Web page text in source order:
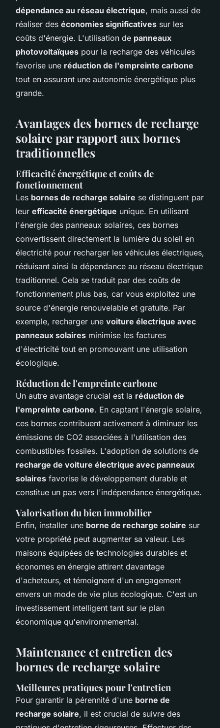
dépendance au réseau électrique, mais aussi de
réaliser des économies significatives sur les
coûts d'énergie. L'utilisation de panneaux
photovoltaïques pour la recharge des véhicules
favorise une réduction de l'empreinte carbone
tout en assurant une autonomie énergétique plus
grande.
Avantages des bornes de recharge
solaire par rapport aux bornes
traditionnelles
Efficacité énergétique et coûts de
fonctionnement
Les bornes de recharge solaire se distinguent par
leur efficacité énergétique unique. En utilisant
l'énergie des panneaux solaires, ces bornes
convertissent directement la lumière du soleil en
électricité pour recharger les véhicules électriques,
réduisant ainsi la dépendance au réseau électrique
traditionnel. Cela se traduit par des coûts de
fonctionnement plus bas, car vous exploitez une
source d'énergie renouvelable et gratuite. Par
exemple, recharger une voiture électrique avec
panneaux solaires minimise les factures
d'électricité tout en promouvant une utilisation
écologique.
Réduction de l'empreinte carbone
Un autre avantage crucial est la réduction de
l'empreinte carbone. En captant l'énergie solaire,
ces bornes contribuent activement à diminuer les
émissions de CO2 associées à l'utilisation des
combustibles fossiles. L'adoption de solutions de
recharge de voiture électrique avec panneaux
solaires favorise le développement durable et
constitue un pas vers l'indépendance énergétique.
Valorisation du bien immobilier
Enfin, installer une borne de recharge solaire sur
votre propriété peut augmenter sa valeur. Les
maisons équipées de technologies durables et
économes en énergie attirent davantage
d'acheteurs, et témoignent d'un engagement
envers un mode de vie plus écologique. C'est un
investissement intelligent tant sur le plan
économique qu'environnemental.
Maintenance et entretien des
bornes de recharge solaire
Meilleures pratiques pour l'entretien
Pour garantir la pérennité d'une borne de
recharge solaire, il est crucial de suivre des